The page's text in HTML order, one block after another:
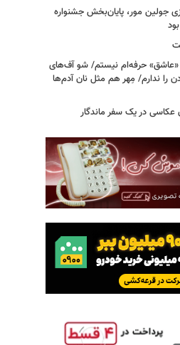
جولین مور، پایان‌بخش جشنواره
حرفه‌ام نیستم/ شو آف‌های
را ندارم/ مِهر هم مثل نان آدم‌ها
عکاسی در یک سفر ماندگار